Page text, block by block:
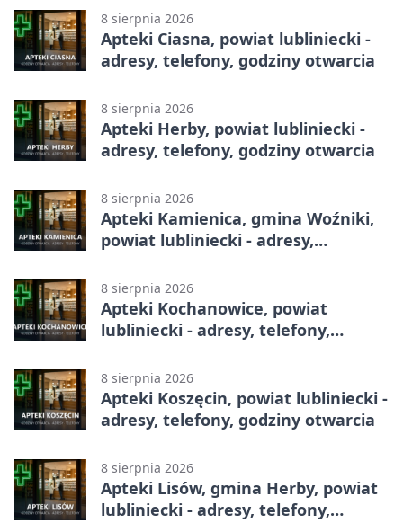
8 sierpnia 2026
Apteki Ciasna, powiat lubliniecki -
adresy, telefony, godziny otwarcia
8 sierpnia 2026
Apteki Herby, powiat lubliniecki -
adresy, telefony, godziny otwarcia
8 sierpnia 2026
Apteki Kamienica, gmina Woźniki,
powiat lubliniecki - adresy,
8 sierpnia 2026
Apteki Kochanowice, powiat
lubliniecki - adresy, telefony,
8 sierpnia 2026
Apteki Koszęcin, powiat lubliniecki -
adresy, telefony, godziny otwarcia
8 sierpnia 2026
Apteki Lisów, gmina Herby, powiat
lubliniecki - adresy, telefony,